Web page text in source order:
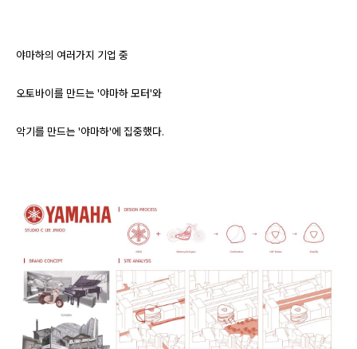
야마하의 여러가지 기업 중
오토바이를 만드는 '야마하 모터'와
악기를 만드는 '야마하'에 집중했다.